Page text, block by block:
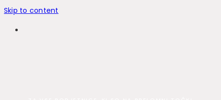
Skip to content